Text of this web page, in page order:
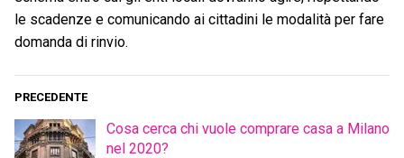
le scadenze e comunicando ai cittadini le modalità per fare
domanda di rinvio.
PRECEDENTE
Cosa cerca chi vuole comprare casa a Milano
nel 2020?